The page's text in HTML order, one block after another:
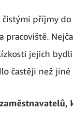
příjmy
pracoviště.
jejich
častěji než